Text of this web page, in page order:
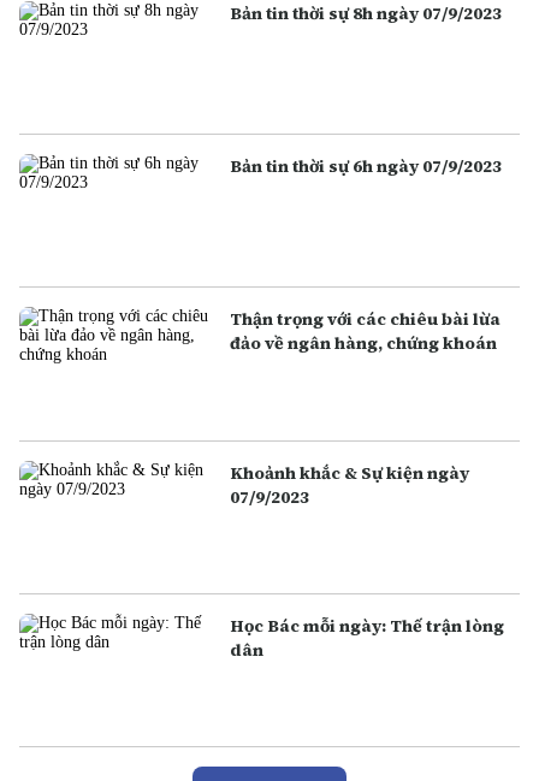
Bản tin thời sự 8h ngày 07/9/2023
Bản tin thời sự 6h ngày 07/9/2023
Thận trọng với các chiêu bài lừa
đảo về ngân hàng, chứng khoán
Khoảnh khắc & Sự kiện ngày
07/9/2023
Học Bác mỗi ngày: Thế trận lòng
dân